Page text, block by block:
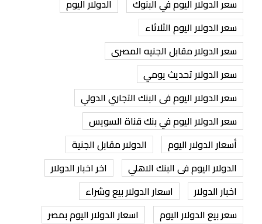
سعر الدولار اليوم في البنوك
الدولار اليوم
سعر الدولار اليوم الثلاثاء
سعر الدولار مقابل الجنيه المصرى
سعر الدولار تحديث يومي
سعر الدولار اليوم فى البنك التجاري الدولي
سعر الدولار اليوم في بنك قناة السويس
أسعار الدولار اليوم
الدولار مقابل الجنية
الدولار اليوم فى البنك الاهلي
اخر اخبار الدولار
اخبار الدولار
اسعار الدولار بيع وشراء
سعر بيع الدولار اليوم
اسعار الدولار اليوم بمصر